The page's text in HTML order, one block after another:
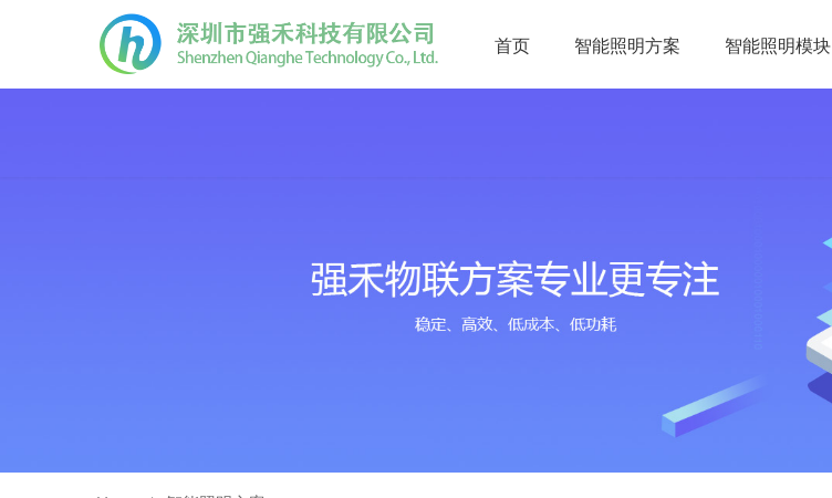
首页 智能照明方案 智能照明模块